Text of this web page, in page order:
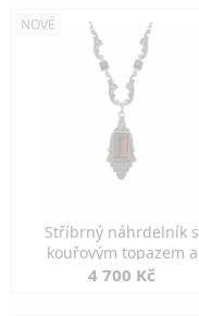
NOVÉ
Stříbrný náhrdelník s
kouřovým topazem a
markazity
4 700 Kč